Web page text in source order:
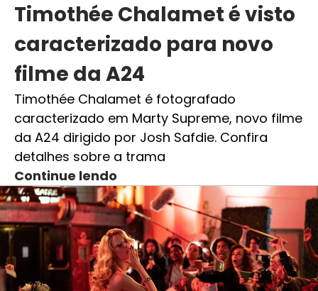
Timothée Chalamet é visto
caracterizado para novo
filme da A24
Timothée Chalamet é fotografado
caracterizado em Marty Supreme, novo filme
da A24 dirigido por Josh Safdie. Confira
detalhes sobre a trama
Continue lendo